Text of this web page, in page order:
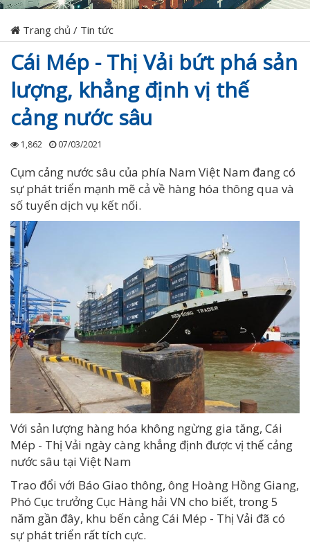
Trang chủ / Tin tức
Cái Mép - Thị Vải bứt phá sản
lượng, khẳng định vị thế
cảng nước sâu
1,862 07/03/2021
Cụm cảng nước sâu của phía Nam Việt Nam đang có
sự phát triển mạnh mẽ cả về hàng hóa thông qua và
số tuyến dịch vụ kết nối.
Với sản lượng hàng hóa không ngừng gia tăng, Cái
Mép - Thị Vải ngày càng khẳng định được vị thế cảng
nước sâu tại Việt Nam
Trao đổi với Báo Giao thông, ông Hoàng Hồng Giang,
Phó Cục trưởng Cục Hàng hải VN cho biết, trong 5
năm gần đây, khu bến cảng Cái Mép - Thị Vải đã có
sự phát triển rất tích cực.